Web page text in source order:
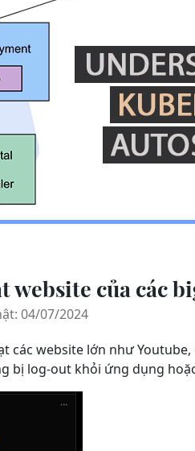
website của các
04/07/2024
các website lớn như
bị log-out khỏi ứng dụng